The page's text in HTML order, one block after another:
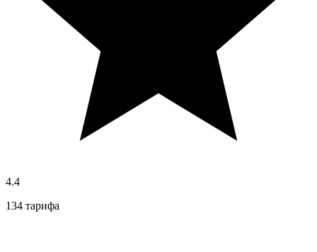
4.4
134 тарифа